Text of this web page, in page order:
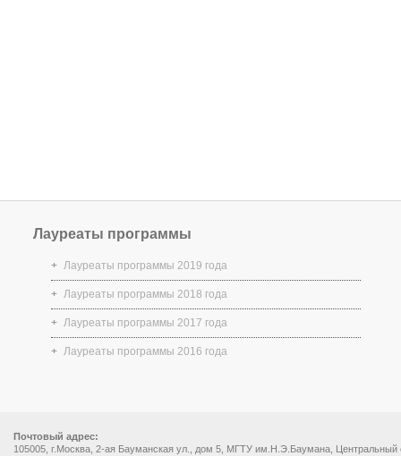
Лауреаты программы
Лауреаты программы 2019 года
Лауреаты программы 2018 года
Лауреаты программы 2017 года
Лауреаты программы 2016 года
Почтовый адрес:
105005, г.Москва, 2-ая Бауманская ул., дом 5, МГТУ им.Н.Э.Баумана, Центральный